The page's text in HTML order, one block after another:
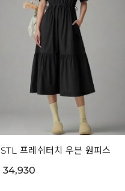
STL 프레쉬터치 우븐 원피스
34,930